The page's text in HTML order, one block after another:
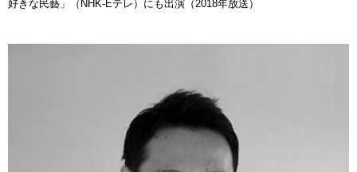
好きな民藝」（NHK-Eテレ）にも出演（2018年放送）